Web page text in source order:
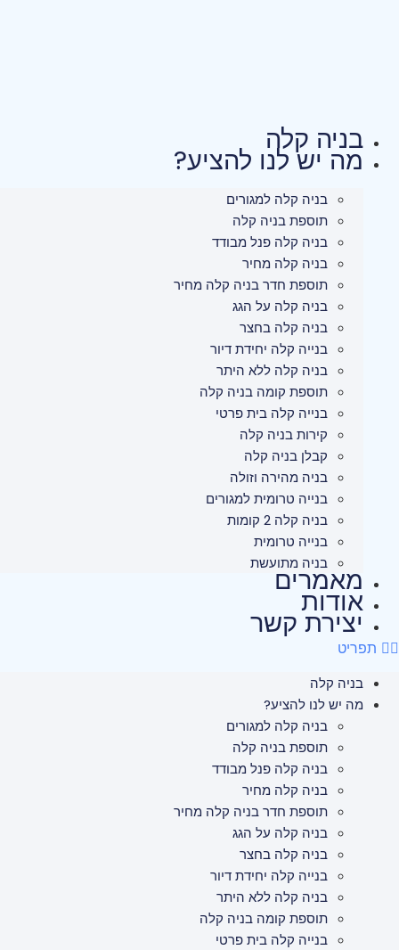
בניה קלה
מה יש לנו להציע?
בניה קלה למגורים
תוספת בניה קלה
בניה קלה פנל מבודד
בניה קלה מחיר
תוספת חדר בניה קלה מחיר
בניה קלה על הגג
בניה קלה בחצר
בנייה קלה יחידת דיור
בניה קלה ללא היתר
תוספת קומה בניה קלה
בנייה קלה בית פרטי
קירות בניה קלה
קבלן בניה קלה
בניה מהירה וזולה
בנייה טרומית למגורים
בניה קלה 2 קומות
בנייה טרומית
בניה מתועשת
מאמרים
אודות
יצירת קשר
תפריט
בניה קלה
מה יש לנו להציע?
בניה קלה למגורים
תוספת בניה קלה
בניה קלה פנל מבודד
בניה קלה מחיר
תוספת חדר בניה קלה מחיר
בניה קלה על הגג
בניה קלה בחצר
בנייה קלה יחידת דיור
בניה קלה ללא היתר
תוספת קומה בניה קלה
בנייה קלה בית פרטי